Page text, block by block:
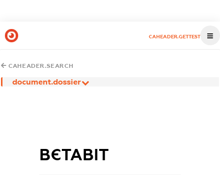
CAHEADER.GETTEST
CAHEADER.SEARCH
document.dossier
ВЄТАВІТ